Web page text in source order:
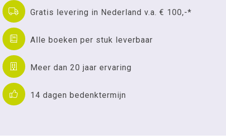
Gratis levering in Nederland v.a. € 100,-*
Alle boeken per stuk leverbaar
Meer dan 20 jaar ervaring
14 dagen bedenktermijn